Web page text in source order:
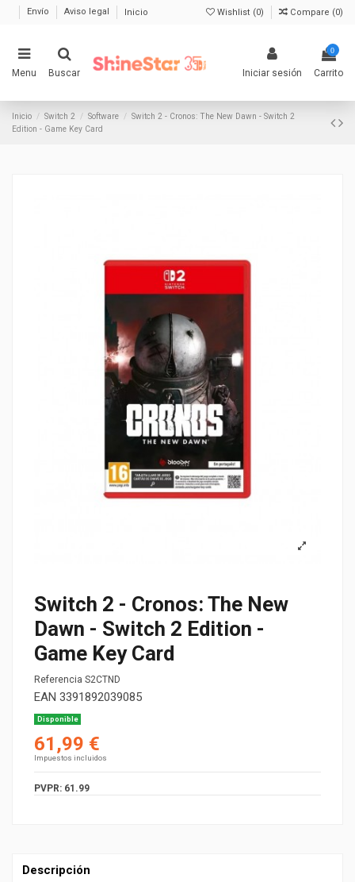
Envío Aviso legal Inicio Wishlist (0) Compare (0)
Menu Buscar Iniciar sesión
0
Carrito
Inicio Switch 2 Software
Switch 2 - Cronos: The New Dawn - Switch 2
Edition - Game Key Card
Switch 2 - Cronos: The New
Dawn - Switch 2 Edition -
Game Key Card
Referencia S2CTND
EAN 3391892039085
Disponible
61,99 €
Impuestos incluidos
PVPR: 61.99
Descripción